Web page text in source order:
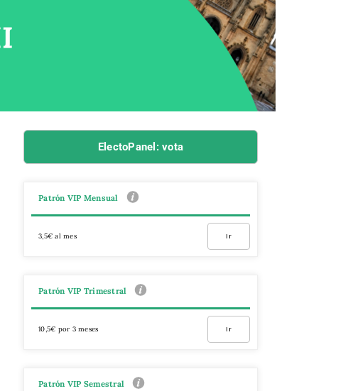
ElectoPanel: vota
Patrón VIP Mensual
3,5€ al mes Ir
Patrón VIP Trimestral
10,5€ por 3 meses Ir
Patrón VIP Semestral